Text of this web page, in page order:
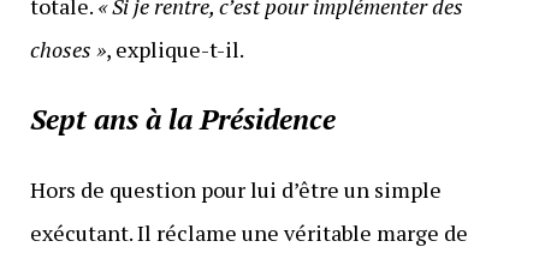
totale. « Si je rentre, c’est pour implémenter des
choses », explique-t-il.
Sept ans à la Présidence
Hors de question pour lui d’être un simple
exécutant. Il réclame une véritable marge de